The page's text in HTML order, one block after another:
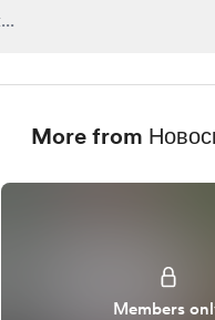
More from
Members